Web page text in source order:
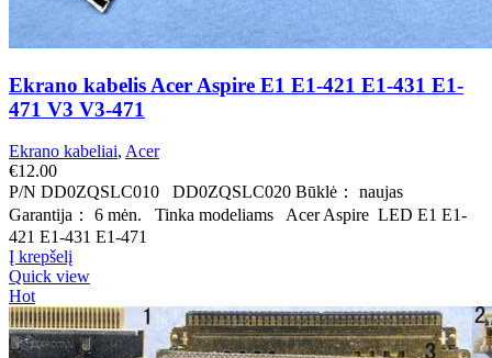
Ekrano kabelis Acer Aspire E1 E1-421 E1-431 E1-
471 V3 V3-471
Ekrano kabeliai, Acer
€12.00
P/N DD0ZQSLC010 DD0ZQSLC020 Būklė： naujas
Garantija： 6 mėn. Tinka modeliams Acer Aspire LED E1 E1-
421 E1-431 E1-471
Į krepšelį
Quick view
Hot